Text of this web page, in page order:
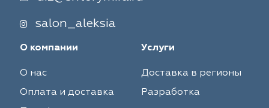
salon_aleksia
О компании
О нас
Оплата и доставка
Услуги
Доставка в регионы
Разработка